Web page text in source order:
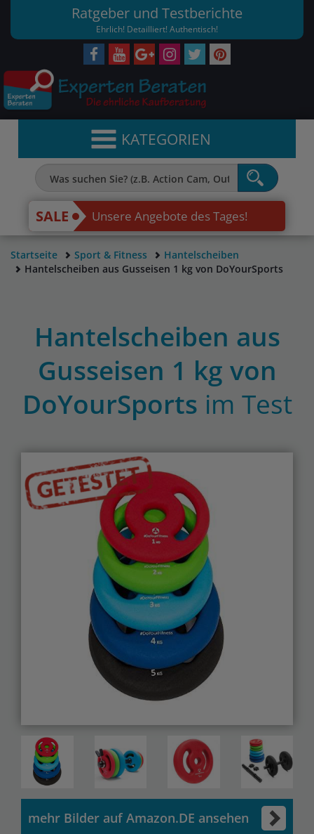
Ratgeber und Testberichte
Ehrlich! Detailliert! Authentisch!
KATEGORIEN
SALE Unsere Angebote des Tages!
Startseite Sport & Fitness
Hantelscheiben
Hantelscheiben aus Gusseisen 1 kg von DoYourSports
Hantelscheiben aus
Gusseisen 1 kg von
DoYourSports im Test
mehr Bilder auf Amazon.DE ansehen